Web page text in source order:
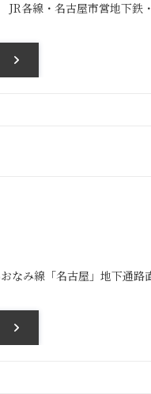
各線・名古屋市営地下鉄
なみ線「名古屋」地下通路